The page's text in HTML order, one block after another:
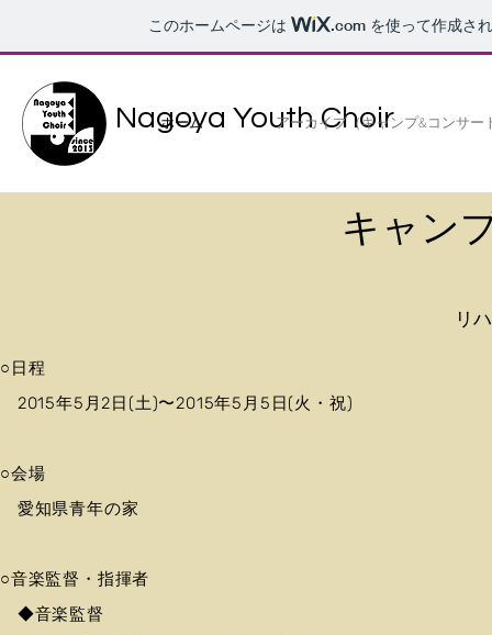
このホームページは .com を使って作成さ
Nagoya Youth Choir
ホーム アーカイブ（キャンプ&コンサー
キャン
リ
○日程
2015年5月2日(土)〜2015年5月5日(火・祝)
○会場
愛知県青年の家
○音楽監督・指揮者
◆音楽監督